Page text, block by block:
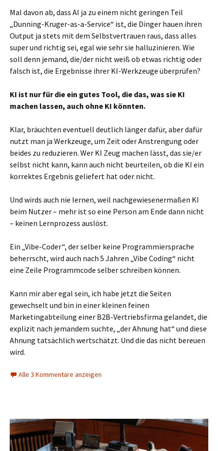
Mal davon ab, dass AI ja zu einem nicht geringen Teil
„Dunning-Kruger-as-a-Service“ ist, die Dinger hauen ihren
Output ja stets mit dem Selbstvertrauen raus, dass alles
super und richtig sei, egal wie sehr sie halluzinieren. Wie
soll denn jemand, die/der nicht weiß ob etwas richtig oder
falsch ist, die Ergebnisse ihrer KI-Werkzeuge überprüfen?
KI ist nur für die ein gutes Tool, die das, was sie KI
machen lassen, auch ohne KI könnten.
Klar, bräuchten eventuell deutlich länger dafür, aber dafür
nutzt man ja Werkzeuge, um Zeit oder Anstrengung oder
beides zu reduzieren. Wer KI Zeug machen lässt, das sie/er
selbst nicht kann, kann auch nicht beurteilen, ob die KI ein
korrektes Ergebnis geliefert hat oder nicht.
Und wirds auch nie lernen, weil nachgewiesenermaßen KI
beim Nutzer – mehr ist so eine Person am Ende dann nicht
– keinen Lernprozess auslöst.
Ein „Vibe-Coder“, der selber keine Programmiersprache
beherrscht, wird auch nach 5 Jahren „Vibe Coding“ nicht
eine Zeile Programmcode selber schreiben können.
Kann mir aber egal sein, ich habe jetzt die Seiten
gewechselt und bin in einer kleinen feinen
Marketingabteilung einer B2B-Vertriebsfirma gelandet, die
explizit nach jemandem suchte, „der Ahnung hat“ und diese
Ahnung tatsächlich wertschätzt. Und die das nicht bereuen
wird.
Alle 3 Kommentare anzeigen